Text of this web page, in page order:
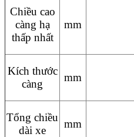
Chiều cao
càng hạ
thấp nhất
mm
Kích thước
càng
mm
Tổng chiều
dài xe
mm